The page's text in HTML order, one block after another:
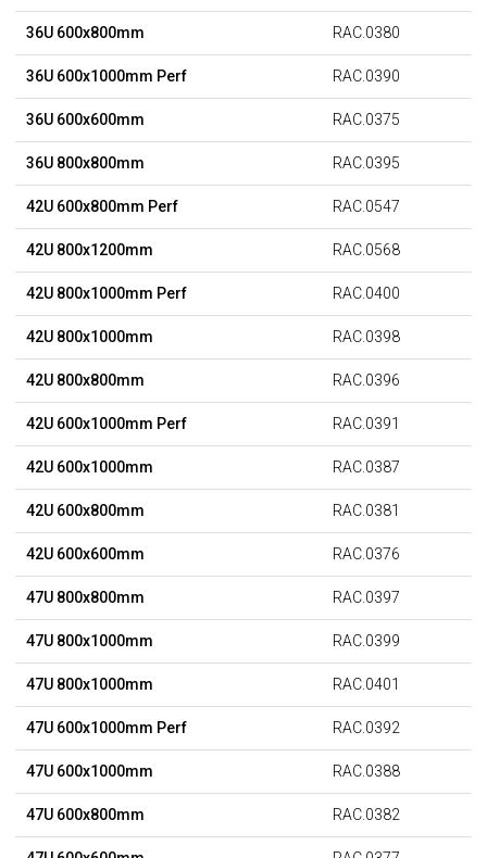
36U 600x800mm RAC.0380
36U 600x1000mm Perf RAC.0390
36U 600x600mm RAC.0375
36U 800x800mm RAC.0395
42U 600x800mm Perf RAC.0547
42U 800x1200mm RAC.0568
42U 800x1000mm Perf RAC.0400
42U 800x1000mm RAC.0398
42U 800x800mm RAC.0396
42U 600x1000mm Perf RAC.0391
42U 600x1000mm RAC.0387
42U 600x800mm RAC.0381
42U 600x600mm RAC.0376
47U 800x800mm RAC.0397
47U 800x1000mm RAC.0399
47U 800x1000mm RAC.0401
47U 600x1000mm Perf RAC.0392
47U 600x1000mm RAC.0388
47U 600x800mm RAC.0382